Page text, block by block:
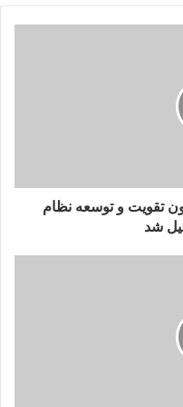
نامه یکی دیگر از دغدغه‌های
اتفاق می‌افتد.
خاطرنشان کرد: طی دو
کمیسیون ماده 42 قانون تقویت و توسعه نظام
شد